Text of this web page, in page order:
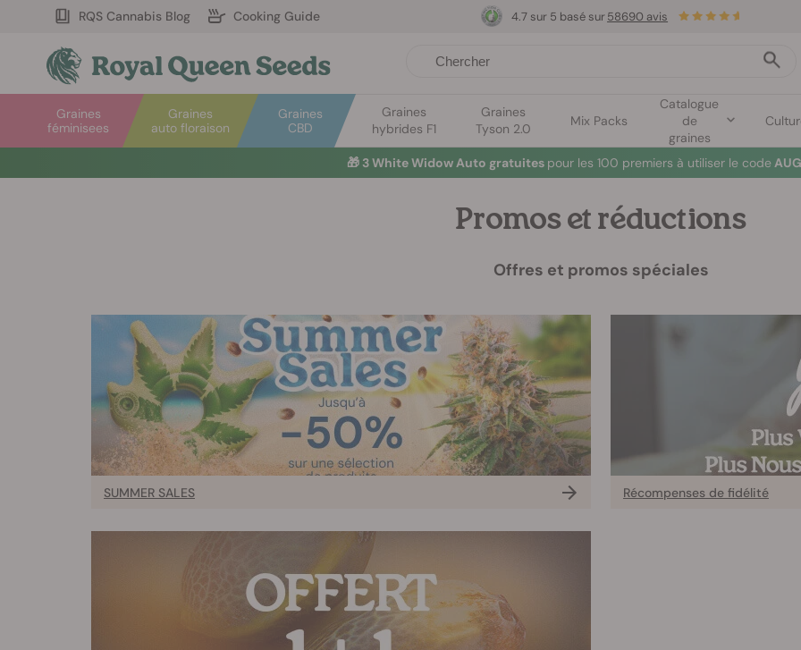
RQS Cannabis Blog Cooking Guide
Graines
auto floraison
Graines
féminisees
Graines
CBD
Graines
hybrides F1
Graines
Tyson 2.0
Mix Packs
Catalogue
de
graines
4.7 sur 5 basé sur58690 avis
🎁 3 White Widow Auto gratuites pour les 100 premiers à utiliser le code
Promos et réductions
Offres et promos spéciales
SUMMER SALES Récompenses de fidélité